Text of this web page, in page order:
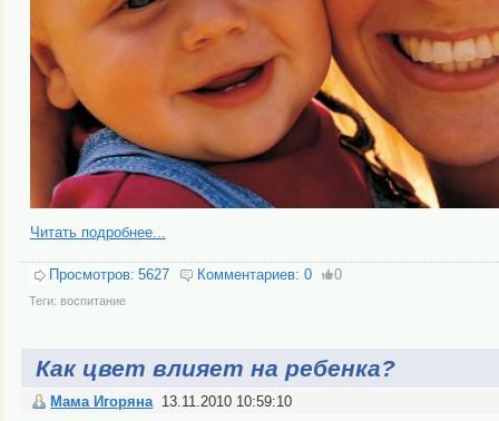
Читать подробнее...
Просмотров: 5627 Комментариев: 0 0
Теги: воспитание
Как цвет влияет на ребенка?
Мама Игоряна 13.11.2010 10:59:10